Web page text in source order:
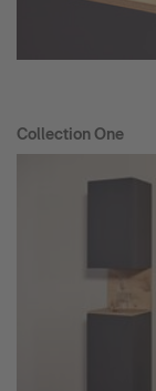
Collection One